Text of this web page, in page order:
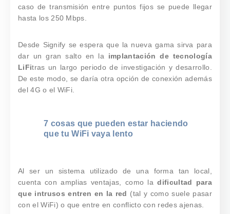
caso de transmisión entre puntos fijos se puede llegar
hasta los 250 Mbps.
Desde Signify se espera que la nueva gama sirva para
dar un gran salto en la implantación de tecnología
LiFitras un largo periodo de investigación y desarrollo.
De este modo, se daría otra opción de conexión además
del 4G o el WiFi.
7 cosas que pueden estar haciendo
que tu WiFi vaya lento
Al ser un sistema utilizado de una forma tan local,
cuenta con amplias ventajas, como ladificultad para
que intrusos entren en la red (tal y como suele pasar
con el WiFi) o que entre en conflicto con redes ajenas.